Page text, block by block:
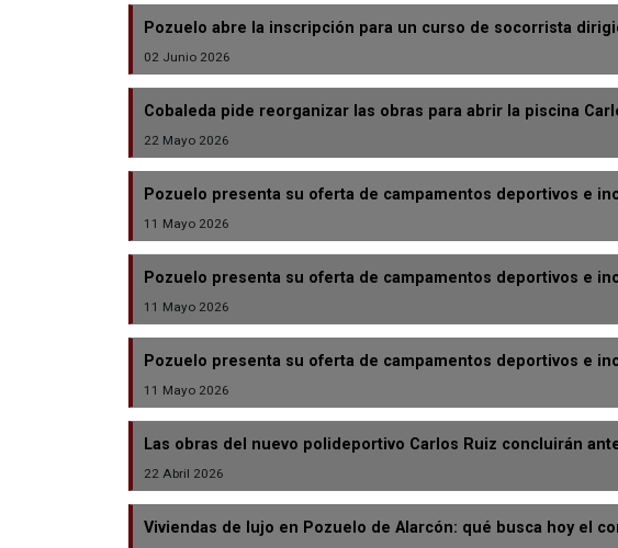
Pozuelo abre la inscripción para un curso de socorrista
02 Junio 2026
Cobaleda pide reorganizar las obras para abrir la piscina
22 Mayo 2026
Pozuelo presenta su oferta de campamentos deportivos e
11 Mayo 2026
Pozuelo presenta su oferta de campamentos deportivos e
11 Mayo 2026
Pozuelo presenta su oferta de campamentos deportivos e
11 Mayo 2026
Las obras del nuevo polideportivo Carlos Ruiz concluirán
22 Abril 2026
Viviendas de lujo en Pozuelo de Alarcón: qué busca hoy el